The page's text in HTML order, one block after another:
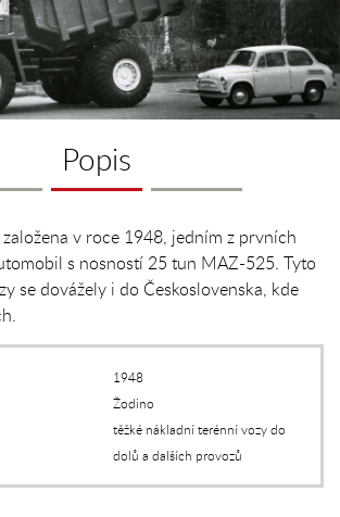
Popis
1948
Žodino
těžké nákladní terénní vozy do
dolů a dalších provozů
v roce 1948, jedním z prvních
s nosností 25 tun MAZ-525. Tyto
se dovážely i do Československa, kde